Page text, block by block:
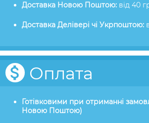
Доставка Новою Поштою: від 40
Доставка Делівері чі Укрпоштою:
Оплата
Готівковими при отриманні
Новою Поштою)